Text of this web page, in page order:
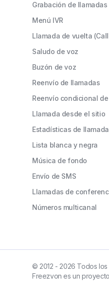
Grabación de llamadas
Menú IVR
Llamada de vuelta
Saludo de voz
Buzón de voz
Reenvío de llamadas
Reenvío condicional
Llamada desde el sitio
Estadísticas de
Lista blanca y negra
Música de fondo
Envío de SMS
Llamadas de
Números multicanal
© 2012 - 2026 Todos
Freezvon es un